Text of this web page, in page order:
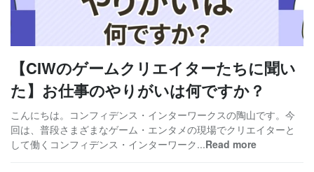
【CIWのゲームクリエイターたちに聞い
た】お仕事のやりがいは何ですか？
こんにちは。コンフィデンス・インターワークスの陶山です。今
回は、普段さまざまなゲーム・エンタメの現場でクリエイターと
して働くコンフィデンス・インターワーク...Read more